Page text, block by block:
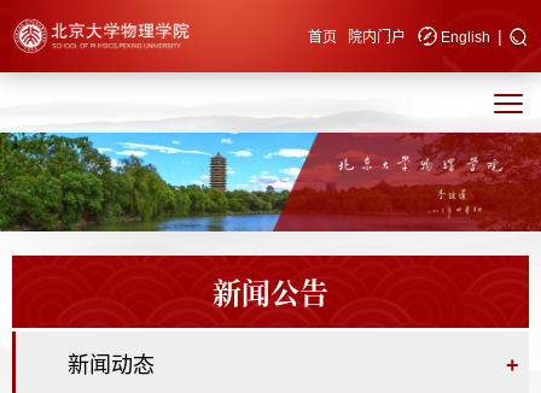
快速导航 首页 院内门户 English |
新闻公告
新闻动态 +